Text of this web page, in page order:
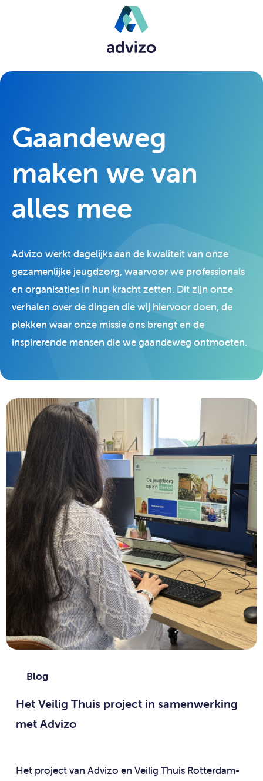
Gaandeweg
maken we van
alles mee
Advizo werkt dagelijks aan de kwaliteit van onze
gezamenlijke jeugdzorg, waarvoor we professionals
en organisaties in hun kracht zetten. Dit zijn onze
verhalen over de dingen die wij hiervoor doen, de
plekken waar onze missie ons brengt en de
inspirerende mensen die we gaandeweg ontmoeten.
Blog
Het Veilig Thuis project in samenwerking
met Advizo
Het project van Advizo en Veilig Thuis Rotterdam-